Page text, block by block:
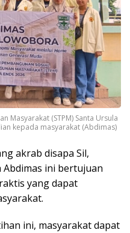
Masyarakat (STPM) Santa Ursula
kepada masyarakat (Abdimas)
akrab disapa Sil,
ini bertujuan
yang dapat
ini, masyarakat dapat